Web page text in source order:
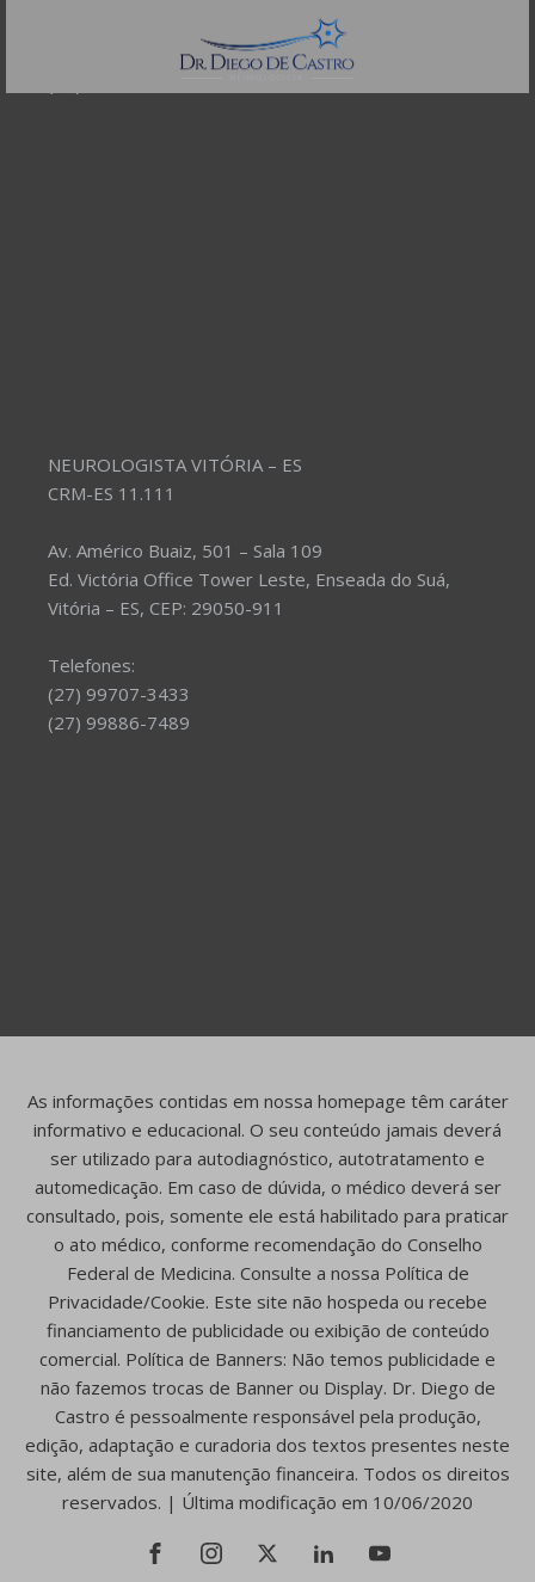
NEUROLOGISTA VITÓRIA – ES
CRM-ES 11.111
Av. Américo Buaiz, 501 – Sala 109
Ed. Victória Office Tower Leste, Enseada do Suá,
Vitória – ES, CEP: 29050-911
Telefones:
(27) 99707-3433
(27) 99886-7489
As informações contidas em nossa homepage têm caráter
informativo e educacional. O seu conteúdo jamais deverá
ser utilizado para autodiagnóstico, autotratamento e
automedicação. Em caso de dúvida, o médico deverá ser
consultado, pois, somente ele está habilitado para praticar
o ato médico, conforme recomendação do Conselho
Federal de Medicina. Consulte a nossa Política de
Privacidade/Cookie. Este site não hospeda ou recebe
financiamento de publicidade ou exibição de conteúdo
comercial. Política de Banners: Não temos publicidade e
não fazemos trocas de Banner ou Display. Dr. Diego de
Castro é pessoalmente responsável pela produção,
edição, adaptação e curadoria dos textos presentes neste
site, além de sua manutenção financeira. Todos os direitos
reservados. | Última modificação em 10/06/2020